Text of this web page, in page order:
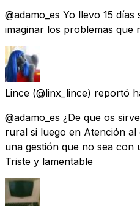
@adamo_es Yo llevo 15
imaginar los problemas que
Lince (@linx_lince) reportó
@adamo_es ¿De que os
rural si luego en Atención
una gestión que no sea con
Triste y lamentable